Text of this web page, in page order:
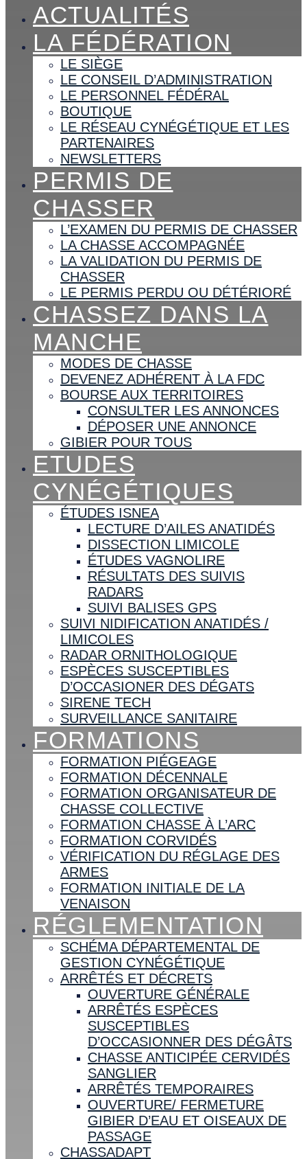
ACTUALITÉS
LA FÉDÉRATION
LE SIÈGE
LE CONSEIL D’ADMINISTRATION
LE PERSONNEL FÉDÉRAL
BOUTIQUE
LE RÉSEAU CYNÉGÉTIQUE ET LES
PARTENAIRES
NEWSLETTERS
PERMIS DE
CHASSER
L’EXAMEN DU PERMIS DE CHASSER
LA CHASSE ACCOMPAGNÉE
LA VALIDATION DU PERMIS DE
CHASSER
LE PERMIS PERDU OU DÉTÉRIORÉ
CHASSEZ DANS LA
MANCHE
MODES DE CHASSE
DEVENEZ ADHÉRENT À LA FDC
BOURSE AUX TERRITOIRES
CONSULTER LES ANNONCES
DÉPOSER UNE ANNONCE
GIBIER POUR TOUS
ETUDES
CYNÉGÉTIQUES
ÉTUDES ISNEA
LECTURE D’AILES ANATIDÉS
DISSECTION LIMICOLE
ÉTUDES VAGNOLIRE
RÉSULTATS DES SUIVIS
RADARS
SUIVI BALISES GPS
SUIVI NIDIFICATION ANATIDÉS /
LIMICOLES
RADAR ORNITHOLOGIQUE
ESPÈCES SUSCEPTIBLES
D’OCCASIONER DES DÉGATS
SIRENE TECH
SURVEILLANCE SANITAIRE
FORMATIONS
FORMATION PIÉGEAGE
FORMATION DÉCENNALE
FORMATION ORGANISATEUR DE
CHASSE COLLECTIVE
FORMATION CHASSE À L’ARC
FORMATION CORVIDÉS
VÉRIFICATION DU RÉGLAGE DES
ARMES
FORMATION INITIALE DE LA
VENAISON
RÉGLEMENTATION
SCHÉMA DÉPARTEMENTAL DE
GESTION CYNÉGÉTIQUE
ARRÊTÉS ET DÉCRETS
OUVERTURE GÉNÉRALE
ARRÊTÉS ESPÈCES
SUSCEPTIBLES
D’OCCASIONNER DES DÉGÂTS
CHASSE ANTICIPÉE CERVIDÉS
SANGLIER
ARRÊTÉS TEMPORAIRES
OUVERTURE/ FERMETURE
GIBIER D’EAU ET OISEAUX DE
PASSAGE
CHASSADAPT